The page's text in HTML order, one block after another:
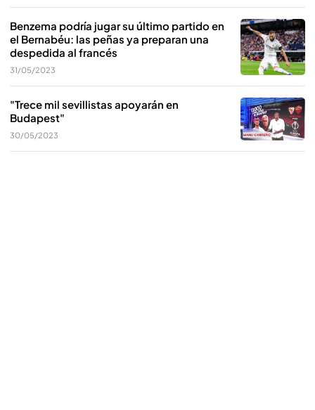
Benzema podría jugar su último partido en
el Bernabéu: las peñas ya preparan una
despedida al francés
31/05/2023
"Trece mil sevillistas apoyarán en
Budapest"
30/05/2023